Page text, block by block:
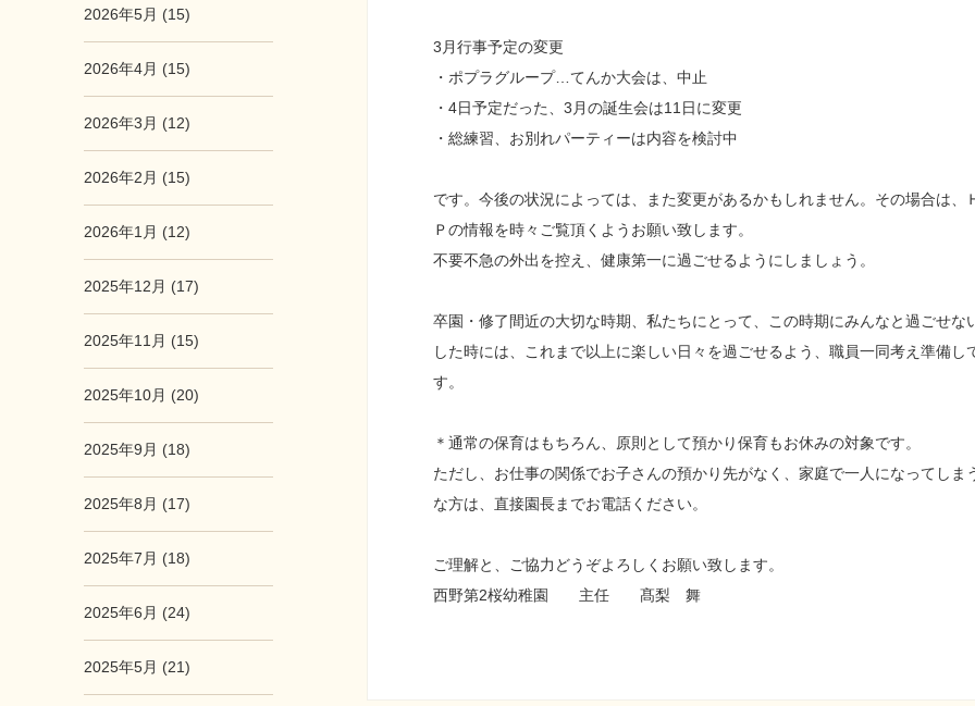
2026年5月 (15)
2026年4月 (15)
2026年3月 (12)
2026年2月 (15)
2026年1月 (12)
2025年12月 (17)
2025年11月 (15)
2025年10月 (20)
2025年9月 (18)
2025年8月 (17)
2025年7月 (18)
2025年6月 (24)
2025年5月 (21)
3月行事予定の変更
・ポプラグループ…てんか大会は、中止
・4日予定だった、3月の誕生会は11日に変更
・総練習、お別れパーティーは内容を検討中
です。今後の状況によっては、また変更があるかもしれません。その場合は
Ｐの情報を時々ご覧頂くようお願い致します。
不要不急の外出を控え、健康第一に過ごせるようにしましょう。
卒園・修了間近の大切な時期、私たちにとって、この時期にみんなと過ごせ
した時には、これまで以上に楽しい日々を過ごせるよう、職員一同考え準備
す。
＊通常の保育はもちろん、原則として預かり保育もお休みの対象です。
ただし、お仕事の関係でお子さんの預かり先がなく、家庭で一人になってし
な方は、直接園長までお電話ください。
ご理解と、ご協力どうぞよろしくお願い致します。
西野第2桜幼稚園 主任 髙梨 舞